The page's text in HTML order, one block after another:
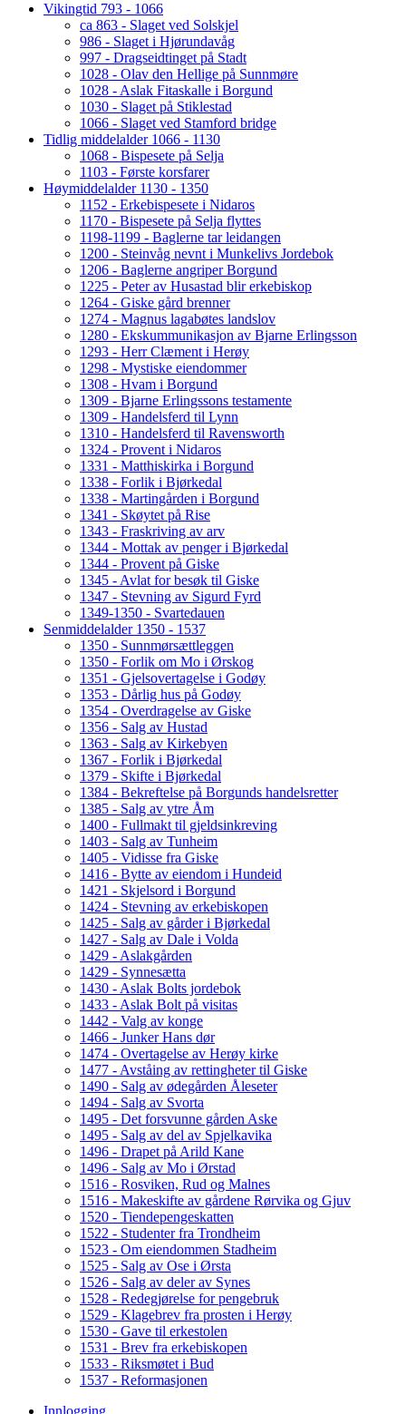
Vikingtid 793 - 1066
ca 863 - Slaget ved Solskjel
986 - Slaget i Hjørundavåg
997 - Dragseidtinget på Stadt
1028 - Olav den Hellige på Sunnmøre
1028 - Aslak Fitaskalle i Borgund
1030 - Slaget på Stiklestad
1066 - Slaget ved Stamford bridge
Tidlig middelalder 1066 - 1130
1068 - Bispesete på Selja
1103 - Første korsfarer
Høymiddelalder 1130 - 1350
1152 - Erkebispesete i Nidaros
1170 - Bispesete på Selja flyttes
1198-1199 - Baglerne tar leidangen
1200 - Steinvåg nevnt i Munkelivs Jordebok
1206 - Baglerne angriper Borgund
1225 - Peter av Husastad blir erkebiskop
1264 - Giske gård brenner
1274 - Magnus lagabøtes landslov
1280 - Ekskummunikasjon av Bjarne Erlingsson
1293 - Herr Clæment i Herøy
1298 - Mystiske eiendommer
1308 - Hvam i Borgund
1309 - Bjarne Erlingssons testamente
1309 - Handelsferd til Lynn
1310 - Handelsferd til Ravensworth
1324 - Provent i Nidaros
1331 - Matthiskirka i Borgund
1338 - Forlik i Bjørkedal
1338 - Martingården i Borgund
1341 - Skøytet på Rise
1343 - Fraskriving av arv
1344 - Mottak av penger i Bjørkedal
1344 - Provent på Giske
1345 - Avlat for besøk til Giske
1347 - Stevning av Sigurd Fyrd
1349-1350 - Svartedauen
Senmiddelalder 1350 - 1537
1350 - Sunnmørsættleggen
1350 - Forlik om Mo i Ørskog
1351 - Gjelsovertagelse i Godøy
1353 - Dårlig hus på Godøy
1354 - Overdragelse av Giske
1356 - Salg av Hustad
1363 - Salg av Kirkebyen
1367 - Forlik i Bjørkedal
1379 - Skifte i Bjørkedal
1384 - Bekreftelse på Borgunds handelsretter
1385 - Salg av ytre Åm
1400 - Fullmakt til gjeldsinkreving
1403 - Salg av Tunheim
1405 - Vidisse fra Giske
1416 - Bytte av eiendom i Hundeid
1421 - Skjelsord i Borgund
1424 - Stevning av erkebiskopen
1425 - Salg av gårder i Bjørkedal
1427 - Salg av Dale i Volda
1429 - Aslakgården
1429 - Synnesætta
1430 - Aslak Bolts jordebok
1433 - Aslak Bolt på visitas
1442 - Valg av konge
1466 - Junker Hans dør
1474 - Overtagelse av Herøy kirke
1477 - Avståing av rettingheter til Giske
1490 - Salg av ødegården Åleseter
1494 - Salg av Svorta
1495 - Det forsvunne gården Aske
1495 - Salg av del av Spjelkavika
1496 - Drapet på Arild Kane
1496 - Salg av Mo i Ørstad
1516 - Rosviken, Rud og Malnes
1516 - Makeskifte av gårdene Rørvika og Gjuv
1520 - Tiendepengeskatten
1522 - Studenter fra Trondheim
1523 - Om eiendommen Stadheim
1525 - Salg av Ose i Ørsta
1526 - Salg av deler av Synes
1528 - Redegjørelse for pengebruk
1529 - Klagebrev fra prosten i Herøy
1530 - Gave til erkestolen
1531 - Brev fra erkebiskopen
1533 - Riksmøtet i Bud
1537 - Reformasjonen